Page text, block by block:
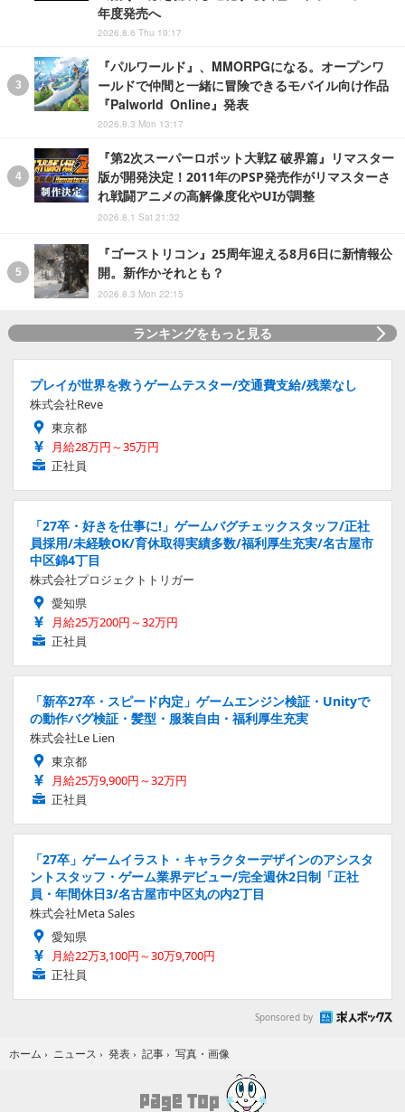
年度発売へ
2026.8.6 Thu 19:17
『パルワールド』、MMORPGになる。オープンワ
ールドで仲間と一緒に冒険できるモバイル向け作品
『Palworld Online』発表
2026.8.3 Mon 13:17
『第2次スーパーロボット大戦Z 破界篇』リマスター
版が開発決定！2011年のPSP発売作がリマスターさ
れ戦闘アニメの高解像度化やUIが調整
2026.8.1 Sat 21:32
『ゴーストリコン』25周年迎える8月6日に新情報公
開。新作かそれとも？
2026.8.3 Mon 22:15
ランキングをもっと見る
プレイが世界を救うゲームテスター/交通費支給/残業なし
株式会社Reve
東京都
月給28万円～35万円
正社員
「27卒・好きを仕事に!」ゲームバグチェックスタッフ/正社
員採用/未経験OK/育休取得実績多数/福利厚生充実/名古屋市
中区錦4丁目
株式会社プロジェクトトリガー
愛知県
月給25万200円～32万円
正社員
「新卒27卒・スピード内定」ゲームエンジン検証・Unityで
の動作バグ検証・髪型・服装自由・福利厚生充実
株式会社Le Lien
東京都
月給25万9,900円～32万円
正社員
「27卒」ゲームイラスト・キャラクターデザインのアシスタ
ントスタッフ・ゲーム業界デビュー/完全週休2日制「正社
員・年間休日3/名古屋市中区丸の内2丁目
株式会社Meta Sales
愛知県
月給22万3,100円～30万9,700円
正社員
Sponsored by
ホーム › ニュース › 発表 › 記事 › 写真・画像